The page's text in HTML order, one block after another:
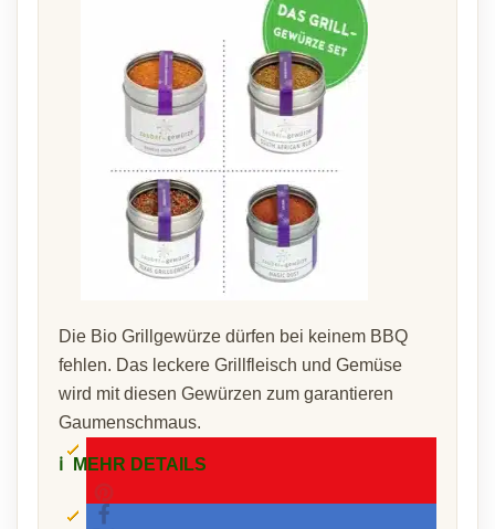
Die Bio Grillgewürze dürfen bei keinem BBQ
fehlen. Das leckere Grillfleisch und Gemüse
wird mit diesen Gewürzen zum garantieren
Gaumenschmaus.
ℹ️ MEHR DETAILS